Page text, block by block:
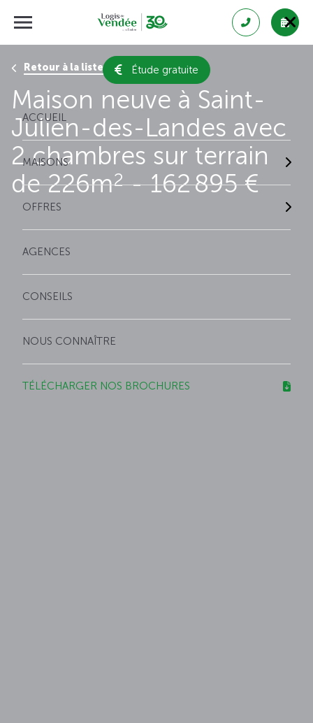
Étude gratuite
ACCUEIL
MAISONS
OFFRES
AGENCES
CONSEILS
NOUS CONNAÎTRE
TÉLÉCHARGER NOS BROCHURES
Retour à la liste des résultats
Maison neuve à Saint-
Julien-des-Landes avec
2 chambres sur terrain
de 226m2- 162 895 €